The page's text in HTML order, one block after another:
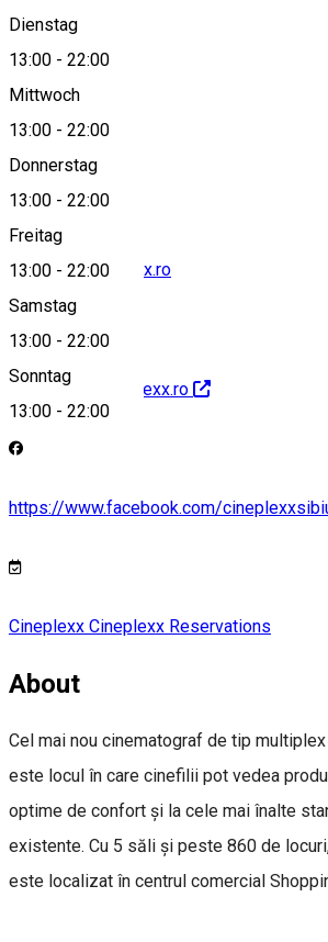
Dienstag
13:00 - 22:00
Mittwoch
13:00 - 22:00
Donnerstag
13:00 - 22:00
Freitag
13:00 - 22:00
Samstag
13:00 - 22:00
Sonntag
13:00 - 22:00
View on map
cinema@cineplexx.ro
http://www.cineplexx.ro
https://www.facebook.com/
Cineplexx Cineplexx Reservations
About
Cel mai nou cinematograf de tip
este locul în care cinefilii pot vedea
optime de confort și la cele mai înalte
existente. Cu 5 săli și peste 860 de
este localizat în centrul comercial